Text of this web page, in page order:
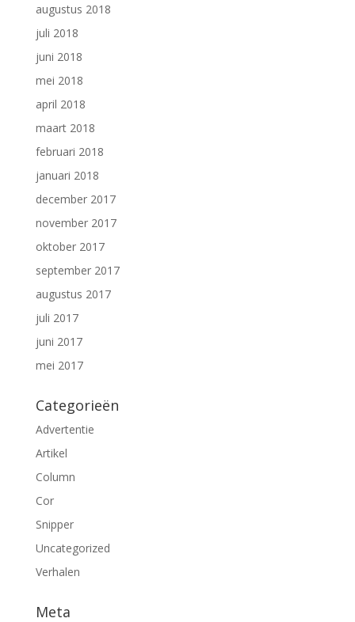
augustus 2018
juli 2018
juni 2018
mei 2018
april 2018
maart 2018
februari 2018
januari 2018
december 2017
november 2017
oktober 2017
september 2017
augustus 2017
juli 2017
juni 2017
mei 2017
Categorieën
Advertentie
Artikel
Column
Cor
Snipper
Uncategorized
Verhalen
Meta